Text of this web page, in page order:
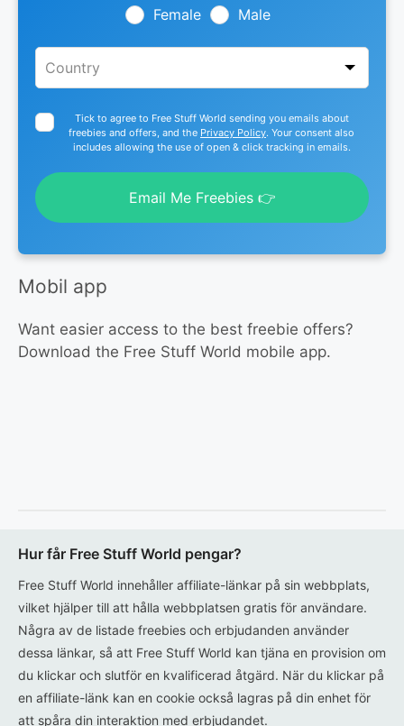
Female Male
Tick to agree to Free Stuff World sending you emails about
freebies and offers, and the Privacy Policy. Your consent also
includes allowing the use of open & click tracking in emails.
Email Me Freebies 👉
Mobil app
Want easier access to the best freebie offers?
Download the Free Stuff World mobile app.
Hur får Free Stuff World pengar?
Free Stuff World innehåller affiliate-länkar på sin webbplats,
vilket hjälper till att hålla webbplatsen gratis för användare.
Några av de listade freebies och erbjudanden använder
dessa länkar, så att Free Stuff World kan tjäna en provision om
du klickar och slutför en kvalificerad åtgärd. När du klickar på
en affiliate-länk kan en cookie också lagras på din enhet för
att spåra din interaktion med erbjudandet.